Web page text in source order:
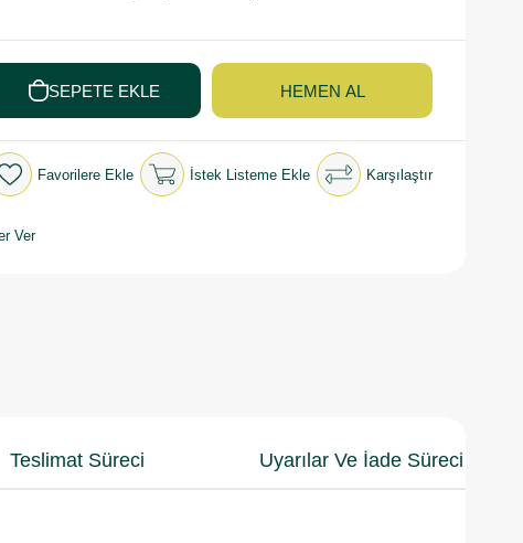
Favorilere Ekle İstek Listeme Ekle Karşılaştır
Ver
Teslimat Süreci Uyarılar Ve İade Süreci